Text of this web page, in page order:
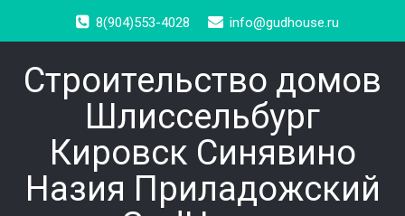
8(904)553-4028 info@gudhouse.ru
Строительство домов
Шлиссельбург
Кировск Синявино
Назия Приладожский